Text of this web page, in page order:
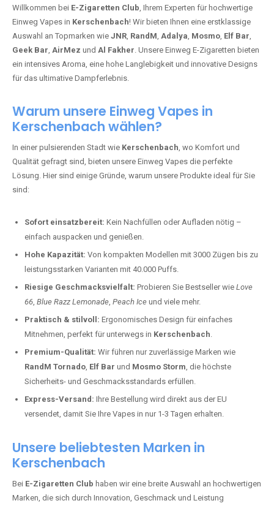
Willkommen bei E-Zigaretten Club, Ihrem Experten für hochwertige
Einweg Vapes in Kerschenbach! Wir bieten Ihnen eine erstklassige
Auswahl an Topmarken wie JNR, RandM, Adalya, Mosmo, Elf Bar,
Geek Bar, AirMez und Al Fakher. Unsere Einweg E-Zigaretten bieten
ein intensives Aroma, eine hohe Langlebigkeit und innovative Designs
für das ultimative Dampferlebnis.
Warum unsere Einweg Vapes in
Kerschenbach wählen?
In einer pulsierenden Stadt wie Kerschenbach, wo Komfort und
Qualität gefragt sind, bieten unsere Einweg Vapes die perfekte
Lösung. Hier sind einige Gründe, warum unsere Produkte ideal für Sie
sind:
Sofort einsatzbereit: Kein Nachfüllen oder Aufladen nötig –
einfach auspacken und genießen.
Hohe Kapazität: Von kompakten Modellen mit 3000 Zügen bis zu
leistungsstarken Varianten mit 40.000 Puffs.
Riesige Geschmacksvielfalt: Probieren Sie Bestseller wie Love
66, Blue Razz Lemonade, Peach Ice und viele mehr.
Praktisch & stilvoll: Ergonomisches Design für einfaches
Mitnehmen, perfekt für unterwegs in Kerschenbach.
Premium-Qualität: Wir führen nur zuverlässige Marken wie
RandM Tornado, Elf Bar und Mosmo Storm, die höchste
Sicherheits- und Geschmacksstandards erfüllen.
Express-Versand: Ihre Bestellung wird direkt aus der EU
versendet, damit Sie Ihre Vapes in nur 1-3 Tagen erhalten.
Unsere beliebtesten Marken in
Kerschenbach
Bei E-Zigaretten Club haben wir eine breite Auswahl an hochwertigen
Marken, die sich durch Innovation, Geschmack und Leistung